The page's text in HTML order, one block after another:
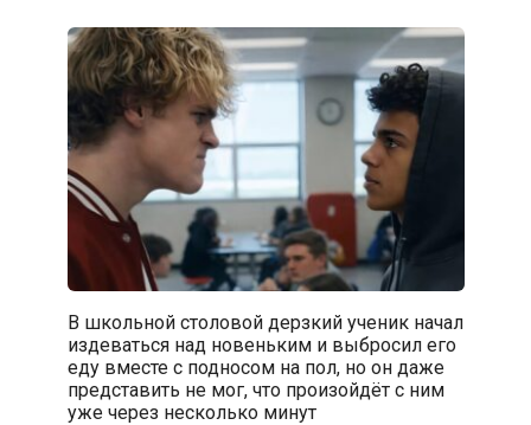
В школьной столовой дерзкий ученик начал
издеваться над новеньким и выбросил его
еду вместе с подносом на пол, но он даже
представить не мог, что произойдёт с ним
уже через несколько минут